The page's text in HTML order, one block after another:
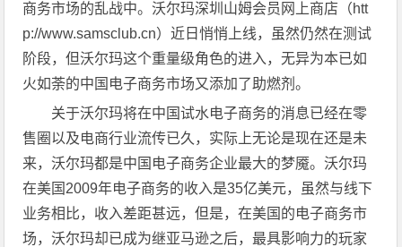
商务市场的乱战中。沃尔玛深圳山姆会员网上商店（htt
p://www.samsclub.cn）近日悄悄上线，虽然仍然在测试
阶段，但沃尔玛这个重量级角色的进入，无异为本已如
火如荼的中国电子商务市场又添加了助燃剂。
关于沃尔玛将在中国试水电子商务的消息已经在零
售圈以及电商行业流传已久，实际上无论是现在还是未
来，沃尔玛都是中国电子商务企业最大的梦魇。沃尔玛
在美国2009年电子商务的收入是35亿美元，虽然与线下
业务相比，收入差距甚远，但是，在美国的电子商务市
场，沃尔玛却已成为继亚马逊之后，最具影响力的玩家